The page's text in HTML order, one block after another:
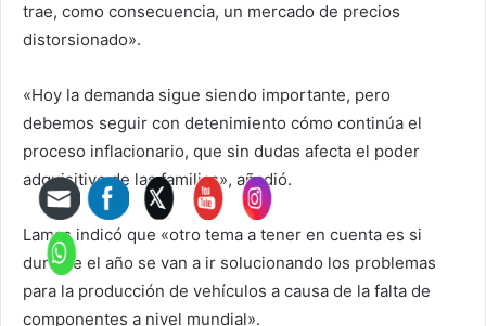
trae, como consecuencia, un mercado de precios
distorsionado».
«Hoy la demanda sigue siendo importante, pero
debemos seguir con detenimiento cómo continúa el
proceso inflacionario, que sin dudas afecta el poder
adquisitivo de las familias», añadió.
Lamas indicó que «otro tema a tener en cuenta es si
durante el año se van a ir solucionando los problemas
para la producción de vehículos a causa de la falta de
componentes a nivel mundial».